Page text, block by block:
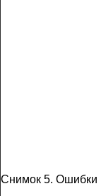
Снимок 5. Ошибки